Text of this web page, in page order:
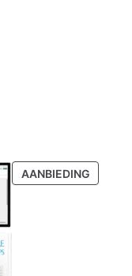
AANBIEDING
IN